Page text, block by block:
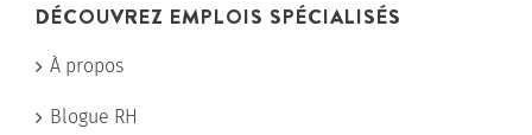
DÉCOUVREZ EMPLOIS SPÉCIALISÉS
À propos
Blogue RH